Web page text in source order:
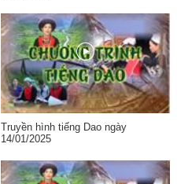
Truyền hình tiếng Dao ngày
14/01/2025